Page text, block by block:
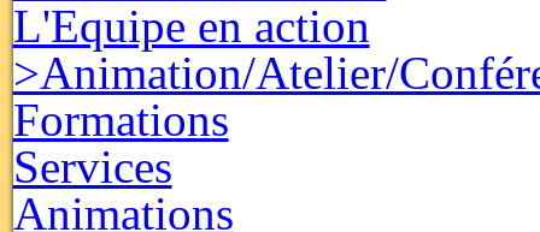
L'Equipe en action
>Animation/Atelier/
Formations
Services
Animations